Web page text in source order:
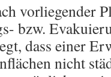
vorliegender
bzw.
dass einer
nicht